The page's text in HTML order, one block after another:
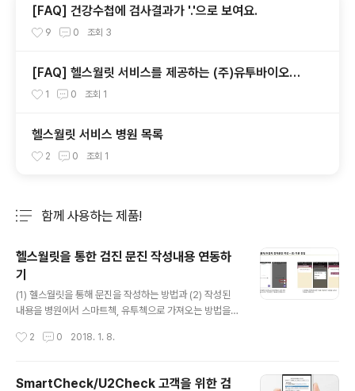
[FAQ] 건강수첩에 검사결과가 '.'으로 보여요.
9 0 조회 3
[FAQ] 헬스월릿 서비스를 제공하는 (주)유투바이오에
서 건강정보를 수집하나요?
1 0 조회 1
헬스월릿 서비스 병원 목록
2 0 조회 1
함께 사용하는 제품!
헬스월릿을 통한 검진 문진 작성내용 연동하
기
(1) 헬스월릿을 통해 문진을 작성하는 방법과 (2) 작성된
내용을 병원에서 스마트첵, 유투첵으로 가져오는 방법을
2 0 2018. 1. 8.
SmartCheck/U2Check 고객을 위한 검